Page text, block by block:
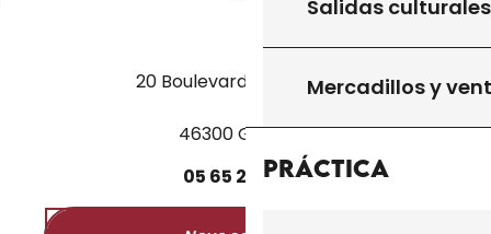
Salidas culturales
Mercadillos y
Práctica
20 Boulevard des Martyrs
46300 Gourdon
05 65 27 5250